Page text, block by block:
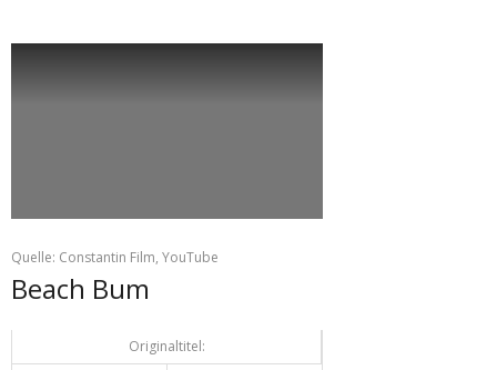
Quelle: Constantin Film, YouTube
Beach Bum
Originaltitel: